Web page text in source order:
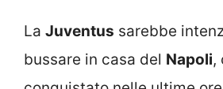
La Juventus sarebbe
bussare in casa del Napoli,